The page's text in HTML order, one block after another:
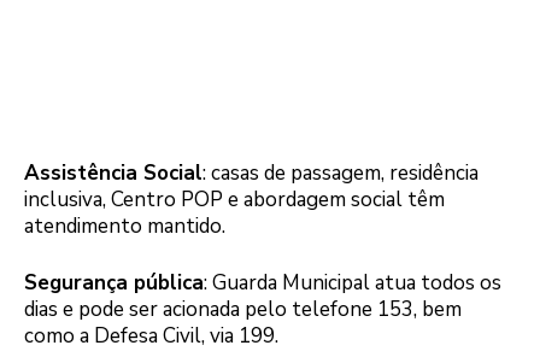
Assistência Social: casas de passagem, residência
inclusiva, Centro POP e abordagem social têm
atendimento mantido.
Segurança pública: Guarda Municipal atua todos os
dias e pode ser acionada pelo telefone 153, bem
como a Defesa Civil, via 199.